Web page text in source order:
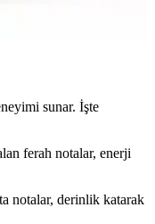
sunar. İşte
ferah notalar, enerji
notalar, derinlik katarak